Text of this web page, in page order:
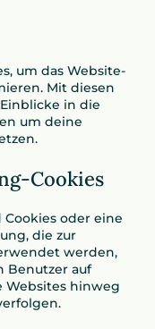
um das Website-
Mit diesen
in die
um deine
Cookies
oder eine
die zur
werden,
Benutzer auf
Websites hinweg